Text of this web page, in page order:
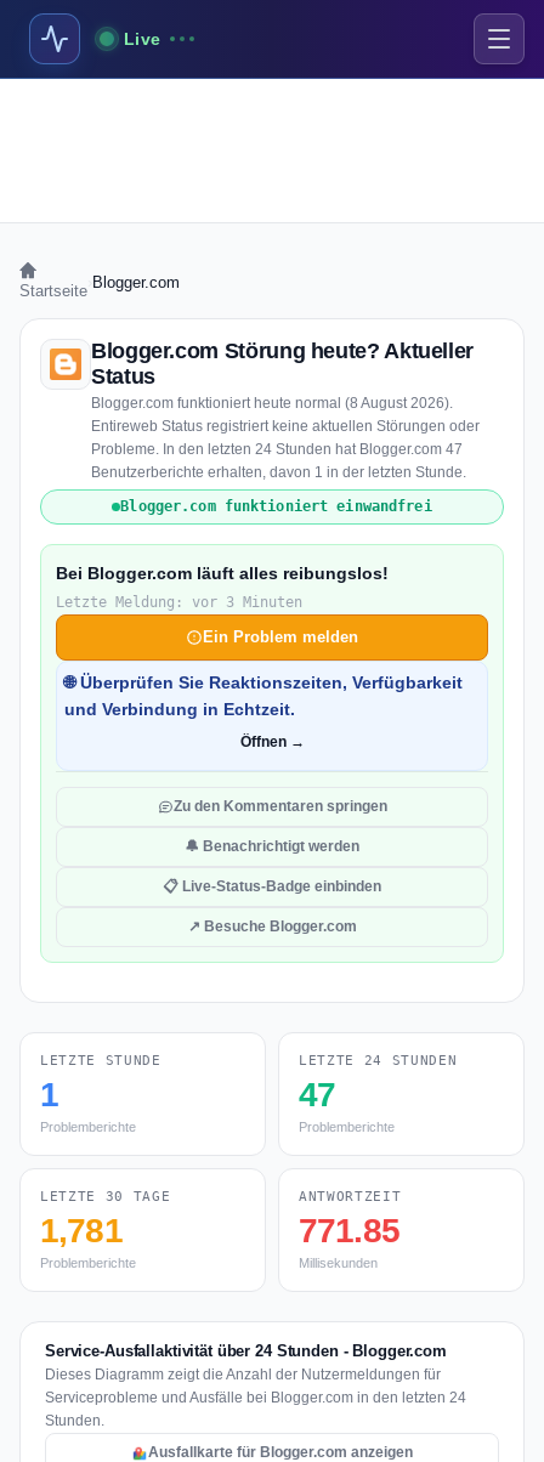
Live
Startseite Blogger.com
Blogger.com Störung heute? Aktueller
Status
Blogger.com funktioniert heute normal (8 August 2026).
Entireweb Status registriert keine aktuellen Störungen oder
Probleme. In den letzten 24 Stunden hat Blogger.com 47
Benutzerberichte erhalten, davon 1 in der letzten Stunde.
Blogger.com funktioniert einwandfrei
Bei Blogger.com läuft alles reibungslos!
Letzte Meldung: vor 3 Minuten
Ein Problem melden
🌐 Überprüfen Sie Reaktionszeiten, Verfügbarkeit
und Verbindung in Echtzeit.
Öffnen →
Zu den Kommentaren springen
🔔 Benachrichtigt werden
📋 Live-Status-Badge einbinden
↗ Besuche Blogger.com
LETZTE STUNDE
1
Problemberichte
LETZTE 24 STUNDEN
47
Problemberichte
LETZTE 30 TAGE
1,781
Problemberichte
ANTWORTZEIT
771.85
Millisekunden
Service-Ausfallaktivität über 24 Stunden - Blogger.com
Dieses Diagramm zeigt die Anzahl der Nutzermeldungen für
Serviceprobleme und Ausfälle bei Blogger.com in den letzten 24
Stunden.
Ausfallkarte für Blogger.com anzeigen